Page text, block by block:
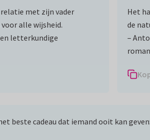
met zijn vader
alle wijsheid.
en letterkundige
Het
de
–
beste cadeau dat iemand ooit kan